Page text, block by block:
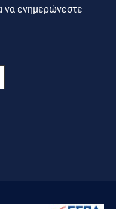
να ενημερώνεστε